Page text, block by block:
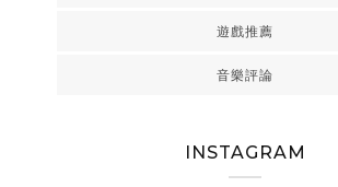
遊戲推薦
音樂評論
INSTAGRAM